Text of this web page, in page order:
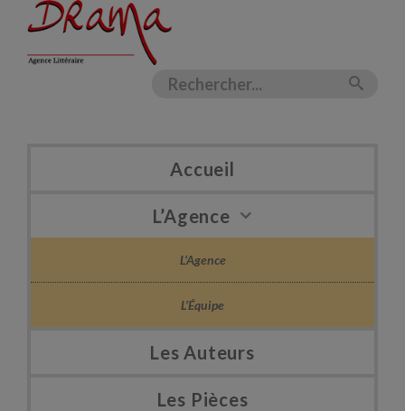
Accueil
L’Agence
L’Agence
L’Équipe
Les Auteurs
Les Pièces